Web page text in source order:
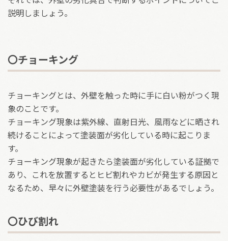
説明しましょう。
〇チョーキング
チョーキングとは、外壁を触った時に手に白い粉がつく現
象のことです。
チョーキング現象は紫外線、直射日光、風雨などに晒され
続けることによって塗装面が劣化している時に起こりま
す。
チョーキング現象が起きたら塗装面が劣化している証拠で
あり、これを放置するとヒビ割れやカビが発生する原因と
なるため、早々に外壁塗装を行う必要性があるでしょう。
〇ひび割れ